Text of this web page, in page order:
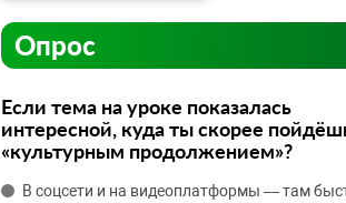
Опрос
Если тема на уроке показалась
интересной, куда ты скорее
«культурным продолжением»?
В соцсети и на видеоплатформы — там